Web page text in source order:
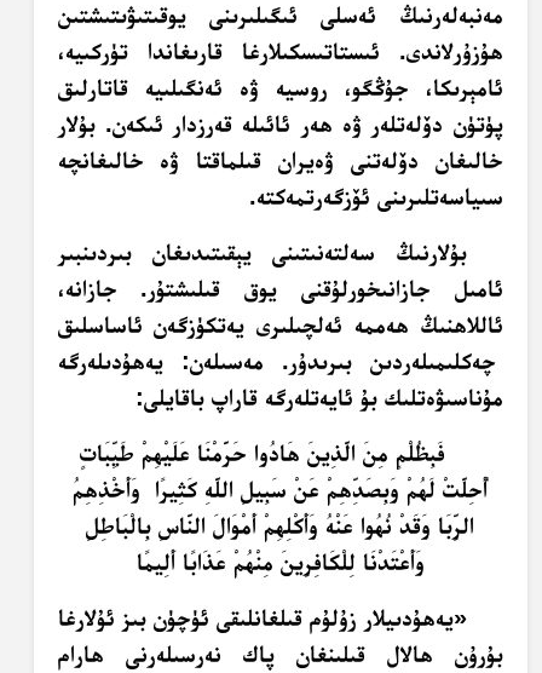
مەنبەلەرنىڭ ئەسلى ئىگىلىرىنى يوقىتىۋىتىشتىن
ھۇزۇرلاندى. ئىستاتىسكىلارغا قارىغاندا تۈركىيە،
ئامېرىكا، جۇڭگو، روسيە ۋە ئەنگىلىيە قاتارلىق
پۈتۈن دۆلەتلەر ۋە ھەر ئائىلە قەرزدار ئىكەن. بۇلار
خالىغان دۆلەتنى ۋەيران قىلماقتا ۋە خالىغانچە
سىياسەتلىرىنى ئۆزگەرتمەكتە.
بۇلارنىڭ سەلتەنىتىنى يېقىتىدىغان بىردىنبىر
ئامىل جازانىخورلۇقنى يوق قىلىشتۇر. جازانە،
ئاللاھنىڭ ھەممە ئەلچىلىرى يەتكۈزگەن ئاساسلىق
چەكلىمىلەردىن بىرىدۇر. مەسىلەن: يەھۇدىلەرگە
مۇناسىۋەتلىك بۇ ئايەتلەرگە قاراپ باقايلى:
فَبِظُلْمٍ مِنَ الَّذِينَ هَادُوا حَرَّمْنَا عَلَيْهِمْ طَيِّبَاتٍ
أُحِلَّتْ لَهُمْ وَبِصَدِّهِمْ عَنْ سَبِيلِ اللَّهِ كَثِيرًا وَأَخْذِهِمُ
الرِّبَا وَقَدْ نُهُوا عَنْهُ وَأَكْلِهِمْ أَمْوَالَ النَّاسِ بِالْبَاطِلِ
وَأَعْتَدْنَا لِلْكَافِرِينَ مِنْهُمْ عَذَابًا أَلِيمًا
«يەھۇدىيلار زۇلۇم قىلغانلىقى ئۈچۈن بىز ئۇلارغا
بۇرۇن ھالال قىلىنغان پاك نەرسىلەرنى ھارام